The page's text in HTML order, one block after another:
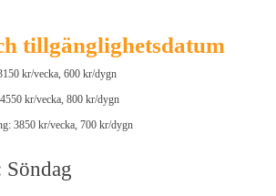
tillgänglighetsdatum
kr/vecka, 600 kr/dygn
kr/vecka, 800 kr/dygn
3850 kr/vecka, 700 kr/dygn
Söndag